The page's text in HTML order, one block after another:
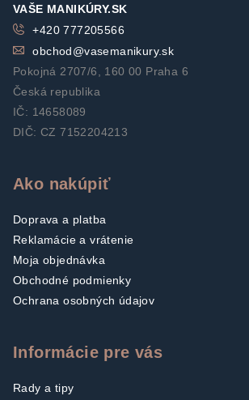
VAŠE MANIKÚRY.SK
+420 777205566
obchod@vasemanikury.sk
Pokojná 2707/6, 160 00 Praha 6
Česká republika
IČ: 14658089
DIČ: CZ 7152204213
Ako nakúpiť
Doprava a platba
Reklamácie a vrátenie
Moja objednávka
Obchodné podmienky
Ochrana osobných údajov
Informácie pre vás
Rady a tipy